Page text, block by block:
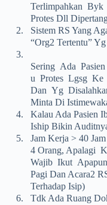
Terlimpahkan Byk
Protes Dll
2.
Sistem RS Yang
“org2 Tertentu”
3.
Sering Ada
U Protes Lgsg Ke
Dan Yg
Minta Di
4.
Kalau Ada Pasien
Iship Bikin
5.
Jam Kerja > 40
4 Orang, Apalagi
Wajib Ikut Apapun
Pagi Dan Acara2
Terhadap Isip)
6.
Tdk Ada Ruang